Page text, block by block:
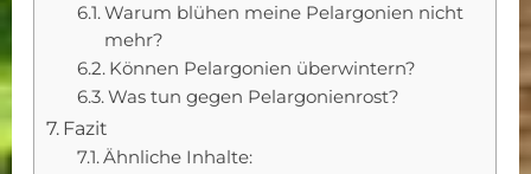
Warum blühen meine Pelargonien nicht
mehr?
Können Pelargonien überwintern?
Was tun gegen Pelargonienrost?
Fazit
Ähnliche Inhalte: